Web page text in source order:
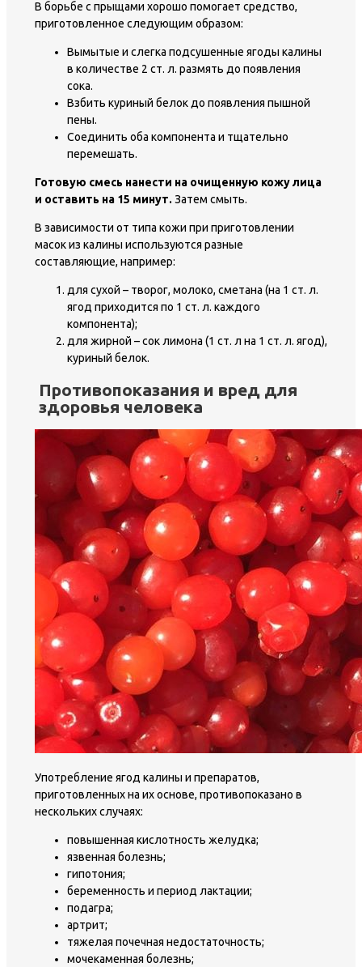
В борьбе с прыщами хорошо помогает средство,
приготовленное следующим образом:
Вымытые и слегка подсушенные ягоды калины
в количестве 2 ст. л. размять до появления
сока.
Взбить куриный белок до появления пышной
пены.
Соединить оба компонента и тщательно
перемешать.
Готовую смесь нанести на очищенную кожу лица
и оставить на 15 минут. Затем смыть.
В зависимости от типа кожи при приготовлении
масок из калины используются разные
составляющие, например:
для сухой – творог, молоко, сметана (на 1 ст. л.
ягод приходится по 1 ст. л. каждого
компонента);
для жирной – сок лимона (1 ст. л на 1 ст. л. ягод),
куриный белок.
Противопоказания и вред для
здоровья человека
Употребление ягод калины и препаратов,
приготовленных на их основе, противопоказано в
нескольких случаях:
повышенная кислотность желудка;
язвенная болезнь;
гипотония;
беременность и период лактации;
подагра;
артрит;
тяжелая почечная недостаточность;
мочекаменная болезнь;